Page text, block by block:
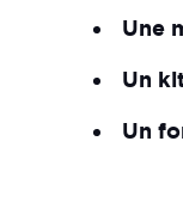
Une
Un
Un